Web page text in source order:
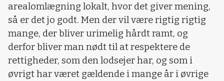
arealomlægning lokalt, hvor det giver mening,
så er det jo godt. Men der vil være rigtig rigtig
mange, der bliver urimelig hårdt ramt, og
derfor bliver man nødt til at respektere de
rettigheder, som den lodsejer har, og som i
øvrigt har været gældende i mange år i øvrige